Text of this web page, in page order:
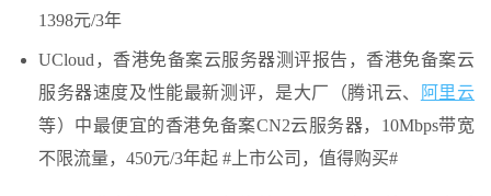
1398元/3年
UCloud，香港免备案云服务器测评报告，香港免备案云
服务器速度及性能最新测评，是大厂（腾讯云、
阿里云
等）中最便宜的香港免备案CN2云服务器，10Mbps带宽
不限流量，450元/3年起 #上市公司，值得购买#